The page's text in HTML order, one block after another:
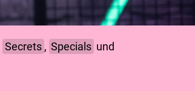
Secrets , Specials und